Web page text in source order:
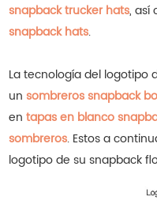
snapback trucker hats, así
snapback hats.
La tecnología del logotipo
un sombreros snapback
entapas en blanco
sombreros. Estos a
logotipo de su snapback